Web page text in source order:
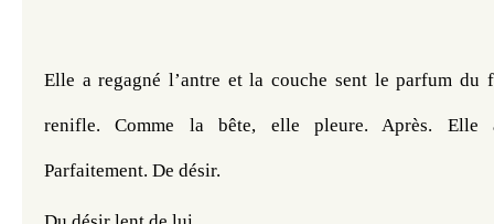
Elle a regagné l’antre et la couche sent le parfum du
renifle. Comme la bête, elle pleure. Après. Elle
Parfaitement. De désir.